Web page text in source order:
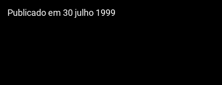
Publicado em 30 julho 1999